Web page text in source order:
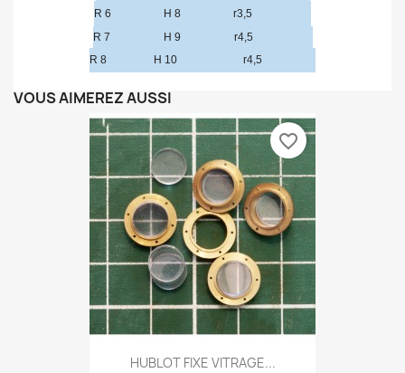
R 6
H 8
r3,5
R 7
H 9
r4,5
R 8
H 10 r4,5
VOUS AIMEREZ AUSSI
HUBLOT FIXE VITRAGE...
favorite_border